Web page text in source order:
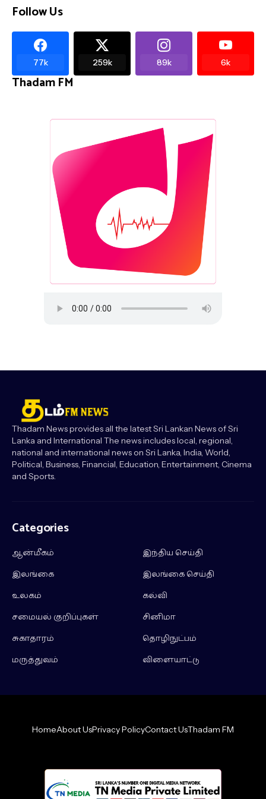
Follow Us
77k 259k 89k 6k
Thadam FM
Thadam News provides all the latest Sri Lankan News of Sri
Lanka and International The news includes local, regional,
national and international news on Sri Lanka, India, World,
Political, Business, Financial, Education, Entertainment, Cinema
and Sports.
Categories
ஆன்மீகம்
இந்திய செய்தி
இலங்கை
இலங்கை செய்தி
உலகம்
கல்வி
சமையல் குறிப்புகள்
சினிமா
சுகாதாரம்
தொழிநுட்பம்
மருத்துவம்
விளையாட்டு
HomeAbout UsPrivacy PolicyContact UsThadam FM